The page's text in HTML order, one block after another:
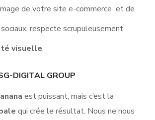
de votre site e-commerce et de
respecte scrupuleusement
visuelle.
DIGITAL GROUP
est puissant, mais c’est la
qui crée le résultat. Nous ne nous